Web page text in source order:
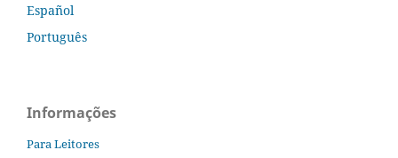
Español
Português
Informações
Para Leitores